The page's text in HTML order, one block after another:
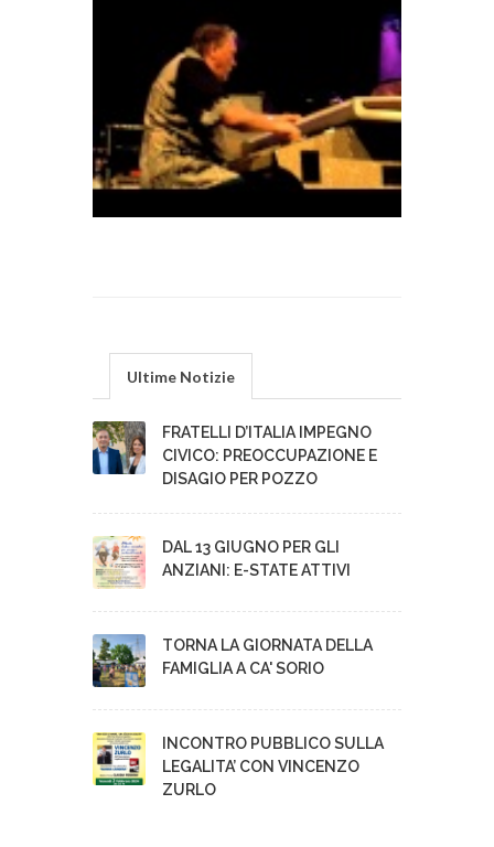
Ultime Notizie
FRATELLI D’ITALIA IMPEGNO
CIVICO: PREOCCUPAZIONE E
DISAGIO PER POZZO
DAL 13 GIUGNO PER GLI
ANZIANI: E-STATE ATTIVI
TORNA LA GIORNATA DELLA
FAMIGLIA A CA' SORIO
INCONTRO PUBBLICO SULLA
LEGALITA’ CON VINCENZO
ZURLO